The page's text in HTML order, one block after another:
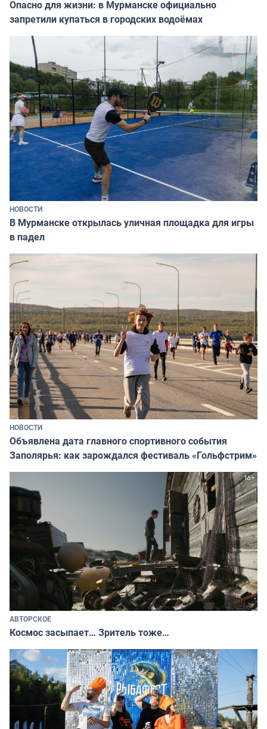
Опасно для жизни: в Мурманске официально
запретили купаться в городских водоёмах
НОВОСТИ
В Мурманске открылась уличная площадка для игры
в падел
НОВОСТИ
Объявлена дата главного спортивного события
Заполярья: как зарождался фестиваль «Гольфстрим»
АВТОРСКОЕ
Космос засыпает… Зритель тоже…